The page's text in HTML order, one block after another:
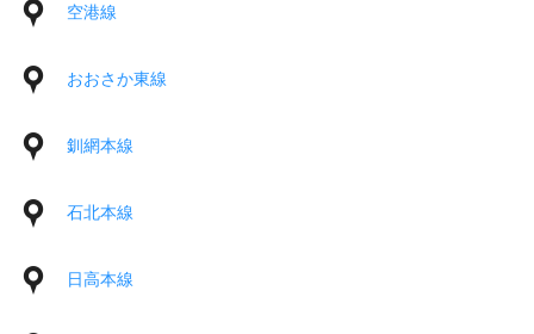
空港線
おおさか東線
釧網本線
石北本線
日高本線